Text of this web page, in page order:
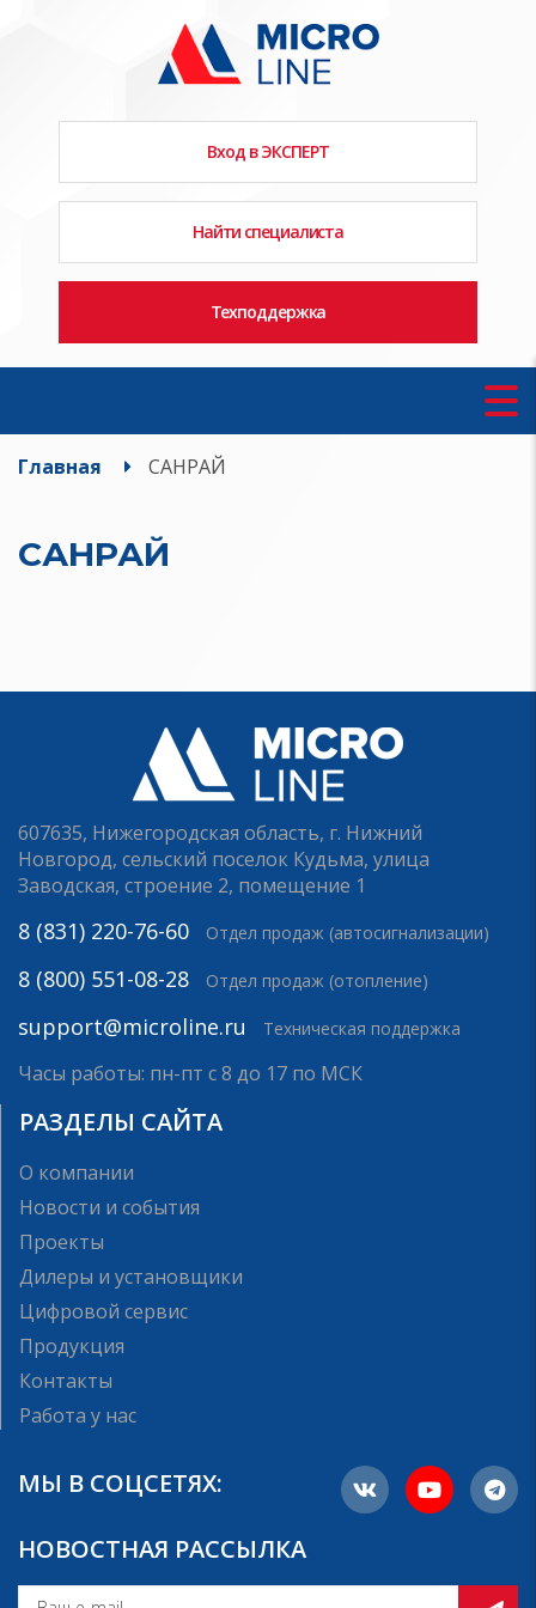
Вход в ЭКСПЕРТ
Найти специалиста
Техподдержка
Главная САНРАЙ
САНРАЙ
607635, Нижегородская область, г. Нижний
Новгород, сельский поселок Кудьма, улица
Заводская, строение 2, помещение 1
8 (831) 220-76-60 Отдел продаж (автосигнализации)
8 (800) 551-08-28 Отдел продаж (отопление)
support@microline.ru Техническая поддержка
Часы работы: пн-пт с 8 до 17 по МСК
РАЗДЕЛЫ САЙТА
О компании
Новости и события
Проекты
Дилеры и установщики
Цифровой сервис
Продукция
Контакты
Работа у нас
МЫ В СОЦСЕТЯХ:
НОВОСТНАЯ РАССЫЛКА